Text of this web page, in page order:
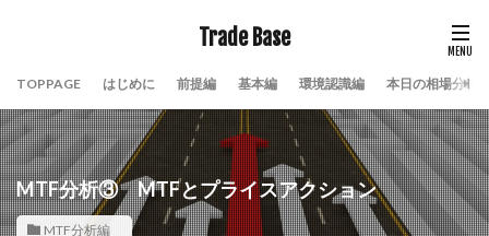
Trade Base
TOPPAGE はじめに 前提編 基本編 環境認識編 本日の相場分析
MTF分析③ MTFとプライスアクション
MTF分析編